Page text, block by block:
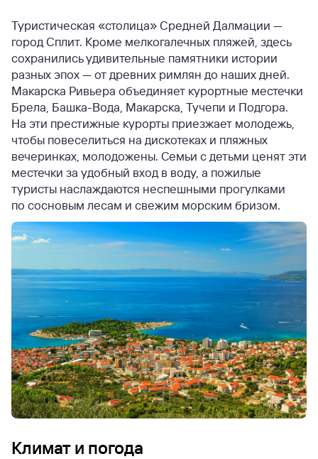
Туристическая «столица» Средней Далмации —
город Сплит. Кроме мелкогалечных пляжей, здесь
сохранились удивительные памятники истории
разных эпох — от древних римлян до наших дней.
Макарска Ривьера объединяет курортные местечки
Брела, Башка-Вода, Макарска, Тучепи и Подгора.
На эти престижные курорты приезжает молодежь,
чтобы повеселиться на дискотеках и пляжных
вечеринках, молодожены. Семьи с детьми ценят эти
местечки за удобный вход в воду, а пожилые
туристы наслаждаются неспешными прогулками
по сосновым лесам и свежим морским бризом.
Климат и погода